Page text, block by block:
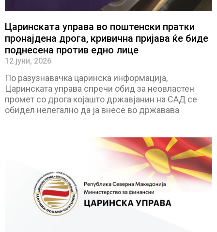
Царинската управа во поштенски пратки
пронајдена дрога, кривична пријава ќе биде
поднесена против едно лице
12 јуни, 2026
По разузнавачка царинска информација,
Царинската управа спречи обид за неовластен
промет со дрога којашто државјанин на САД се
обидел нелегално да ја внесе во државава